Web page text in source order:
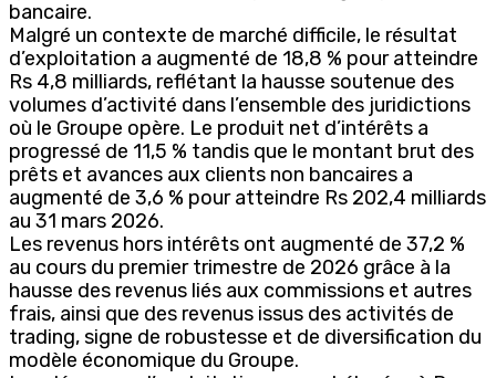
bancaire.
Malgré un contexte de marché difficile, le résultat
d’exploitation a augmenté de 18,8 % pour atteindre
Rs 4,8 milliards, reflétant la hausse soutenue des
volumes d’activité dans l’ensemble des juridictions
où le Groupe opère. Le produit net d’intérêts a
progressé de 11,5 % tandis que le montant brut des
prêts et avances aux clients non bancaires a
augmenté de 3,6 % pour atteindre Rs 202,4 milliards
au 31 mars 2026.
Les revenus hors intérêts ont augmenté de 37,2 %
au cours du premier trimestre de 2026 grâce à la
hausse des revenus liés aux commissions et autres
frais, ainsi que des revenus issus des activités de
trading, signe de robustesse et de diversification du
modèle économique du Groupe.